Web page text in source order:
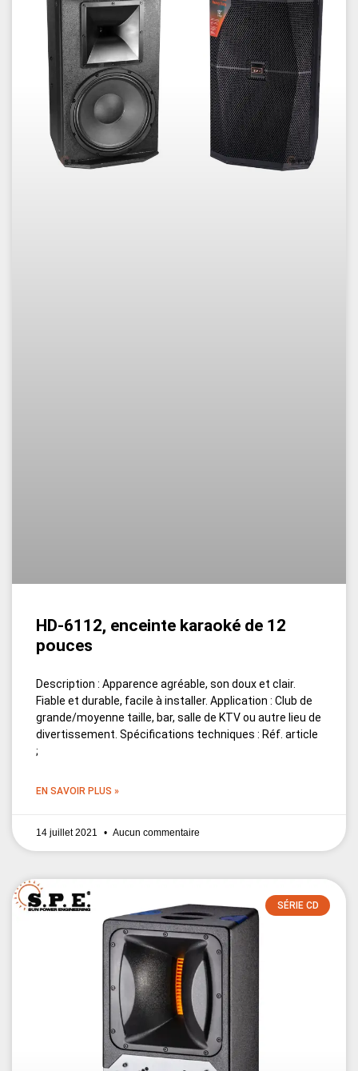
HD-6112, enceinte karaoké de 12
pouces
Description : Apparence agréable, son doux et clair.
Fiable et durable, facile à installer. Application : Club de
grande/moyenne taille, bar, salle de KTV ou autre lieu de
divertissement. Spécifications techniques : Réf. article
;
EN SAVOIR PLUS »
14 juillet 2021 Aucun commentaire
SÉRIE CD